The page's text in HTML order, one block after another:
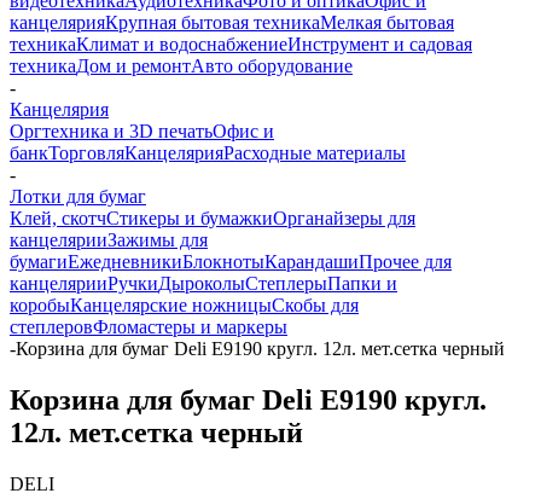
канцелярияКрупная бытовая техникаМелкая бытовая
техникаКлимат и водоснабжениеИнструмент и садовая
техникаДом и ремонтАвто оборудование
-
Канцелярия
Оргтехника и 3D печатьОфис и
банкТорговляКанцелярияРасходные материалы
-
Лотки для бумаг
Клей, скотчСтикеры и бумажкиОрганайзеры для
канцелярииЗажимы для
бумагиЕжедневникиБлокнотыКарандашиПрочее для
канцелярииРучкиДыроколыСтеплерыПапки и
коробыКанцелярские ножницыСкобы для
степлеровФломастеры и маркеры
-Корзина для бумаг Deli E9190 кругл. 12л. мет.сетка черный
Корзина для бумаг Deli E9190 кругл.
12л. мет.сетка черный
DELI